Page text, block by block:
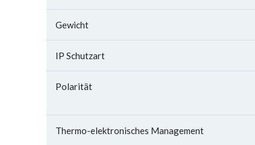
Gewicht
IP Schutzart
Polarität
Thermo-elektronisches Management